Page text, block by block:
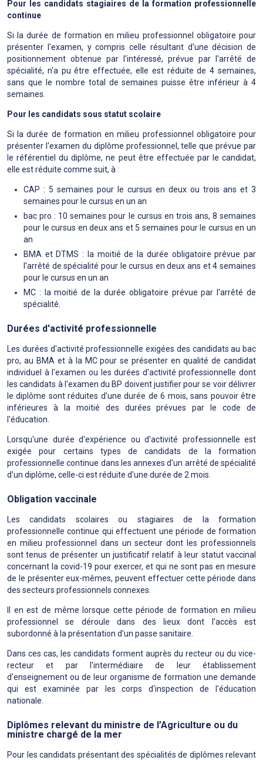
Pour les candidats stagiaires de la formation professionnelle
continue
Si la durée de formation en milieu professionnel obligatoire pour
présenter l'examen, y compris celle résultant d'une décision de
positionnement obtenue par l'intéressé, prévue par l'arrêté de
spécialité, n'a pu être effectuée, elle est réduite de 4 semaines,
sans que le nombre total de semaines puisse être inférieur à 4
semaines.
Pour les candidats sous statut scolaire
Si la durée de formation en milieu professionnel obligatoire pour
présenter l'examen du diplôme professionnel, telle que prévue par
le référentiel du diplôme, ne peut être effectuée par le candidat,
elle est réduite comme suit, à :
CAP : 5 semaines pour le cursus en deux ou trois ans et 3
semaines pour le cursus en un an
bac pro : 10 semaines pour le cursus en trois ans, 8 semaines
pour le cursus en deux ans et 5 semaines pour le cursus en un
an
BMA et DTMS : la moitié de la durée obligatoire prévue par
l'arrêté de spécialité pour le cursus en deux ans et 4 semaines
pour le cursus en un an
MC : la moitié de la durée obligatoire prévue par l'arrêté de
spécialité.
Durées d'activité professionnelle
Les durées d'activité professionnelle exigées des candidats au bac
pro, au BMA et à la MC pour se présenter en qualité de candidat
individuel à l'examen ou les durées d'activité professionnelle dont
les candidats à l'examen du BP doivent justifier pour se voir délivrer
le diplôme sont réduites d'une durée de 6 mois, sans pouvoir être
inférieures à la moitié des durées prévues par le code de
l'éducation.
Lorsqu'une durée d'expérience ou d'activité professionnelle est
exigée pour certains types de candidats de la formation
professionnelle continue dans les annexes d'un arrêté de spécialité
d'un diplôme, celle-ci est réduite d'une durée de 2 mois.
Obligation vaccinale
Les candidats scolaires ou stagiaires de la formation
professionnelle continue qui effectuent une période de formation
en milieu professionnel dans un secteur dont les professionnels
sont tenus de présenter un justificatif relatif à leur statut vaccinal
concernant la covid-19 pour exercer, et qui ne sont pas en mesure
de le présenter eux-mêmes, peuvent effectuer cette période dans
des secteurs professionnels connexes.
Il en est de même lorsque cette période de formation en milieu
professionnel se déroule dans des lieux dont l'accès est
subordonné à la présentation d'un passe sanitaire.
Dans ces cas, les candidats forment auprès du recteur ou du vice-
recteur et par l'intermédiaire de leur établissement
d'enseignement ou de leur organisme de formation une demande
qui est examinée par les corps d'inspection de l'éducation
nationale.
Diplômes relevant du ministre de l’Agriculture ou du
ministre chargé de la mer
Pour les candidats présentant des spécialités de diplômes relevant